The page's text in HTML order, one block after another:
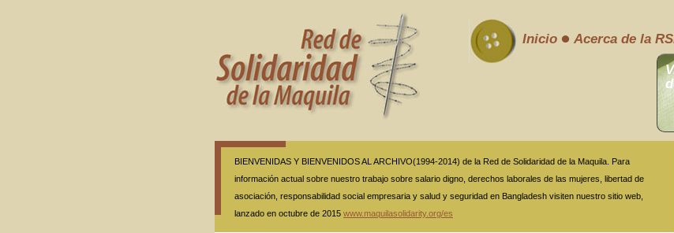
Inicio Acerca de la
BIENVENIDAS Y BIENVENIDOS AL ARCHIVO(1994-2014) de la Red de Solidaridad de la Maquila. Para
información actual sobre nuestro trabajo sobre salario digno, derechos laborales de las mujeres, libertad de
asociación, responsabilidad social empresaria y salud y seguridad en Bangladesh visiten nuestro sitio web,
lanzado en octubre de 2015 www.maquilasolidarity.org/es